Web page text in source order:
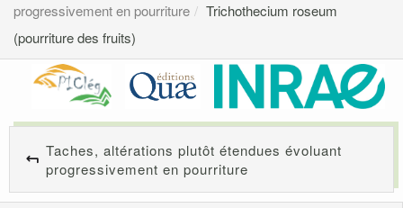
progressivement en pourriture
Trichothecium roseum
(pourriture des fruits)
Taches, altérations plutôt étendues évoluant
progressivement en pourriture